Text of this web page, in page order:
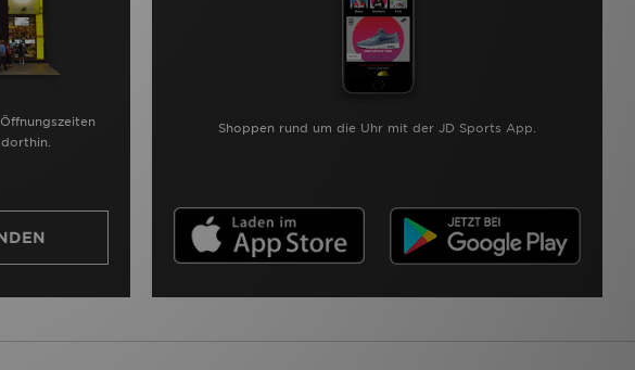
Shoppen rund um die Uhr mit der JD Sports App.